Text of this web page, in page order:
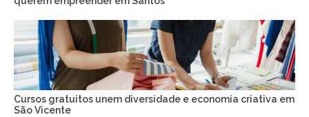
Cursos gratuitos unem diversidade e economia criativa em
São Vicente